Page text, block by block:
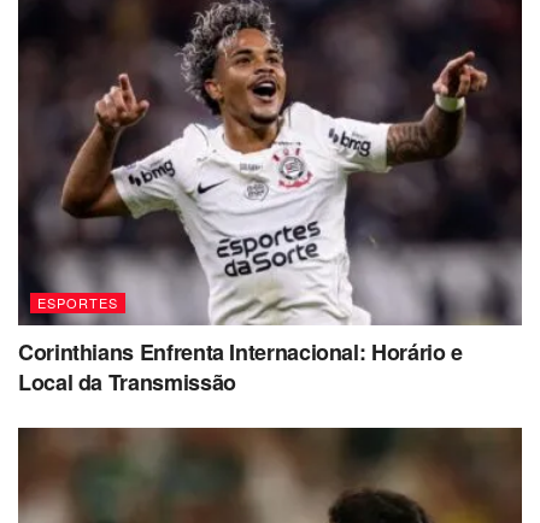
ESPORTES
Corinthians Enfrenta Internacional: Horário e
Local da Transmissão